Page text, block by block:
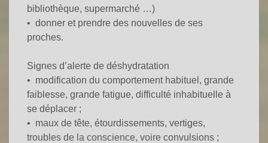
bibliothèque, supermarché …)
• donner et prendre des nouvelles de ses
proches.
Signes d’alerte de déshydratation
• modification du comportement habituel, grande
faiblesse, grande fatigue, difficulté inhabituelle à
se déplacer ;
• maux de tête, étourdissements, vertiges,
troubles de la conscience, voire convulsions ;